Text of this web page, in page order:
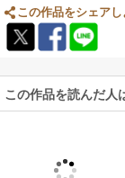
この作品をシェアし
この作品を読んだ人